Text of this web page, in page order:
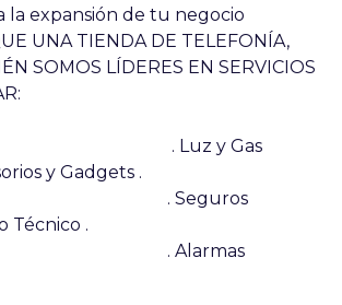
la expansión de tu negocio
UNA TIENDA DE TELEFONÍA,
SOMOS LÍDERES EN SERVICIOS
:
Móvil . Luz y Gas
y Gadgets .
. Seguros
.
. Alarmas